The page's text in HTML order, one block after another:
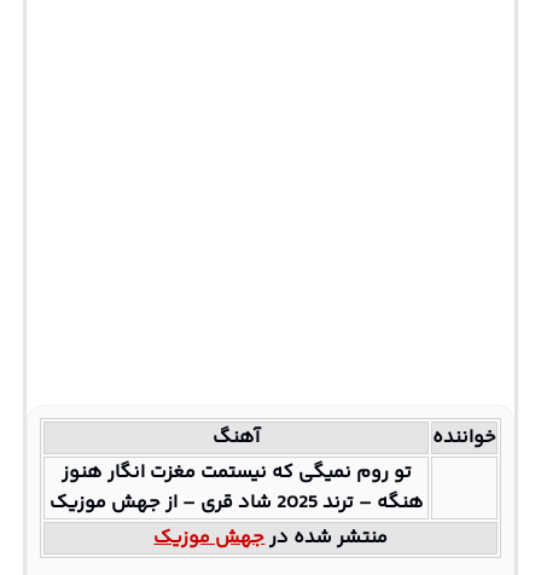
خواننده
آهنگ
تو روم نمیگی که نیستمت مغزت انگار هنوز
هنگه – ترند 2025 شاد قری – از جهش موزیک
منتشر شده درجهش موزیک